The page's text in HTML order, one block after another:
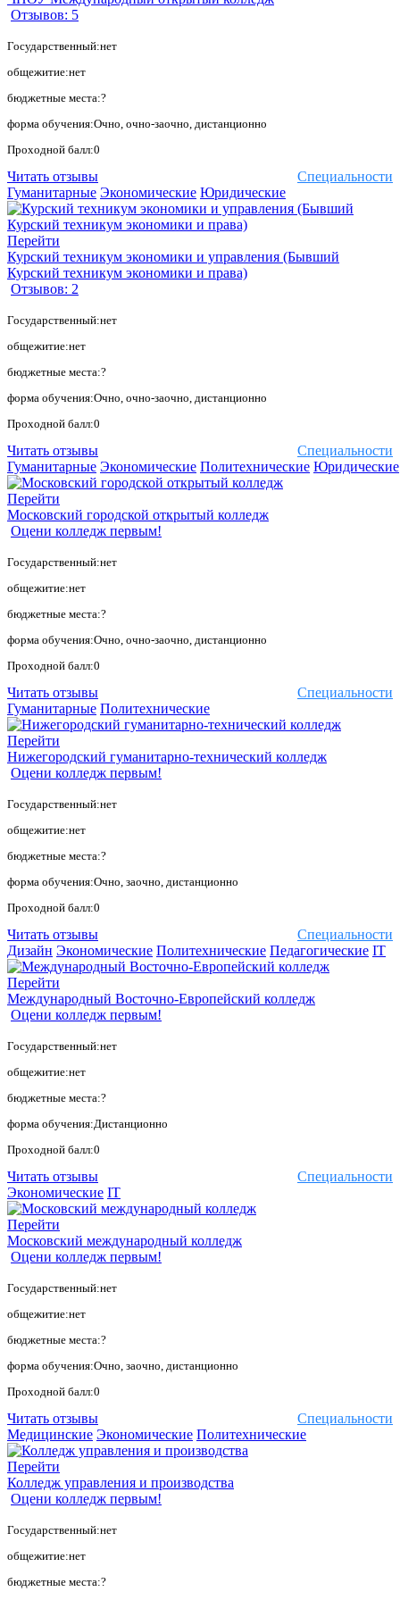
Отзывов: 5
Государственный:нет
общежитие:нет
бюджетные места:?
форма обучения:Очно, очно-заочно, дистанционно
Проходной балл:0
Специальности
Читать отзывы
Гуманитарные Экономические Юридические
Перейти
Курский техникум экономики и управления (Бывший
Курский техникум экономики и права)
Отзывов: 2
Государственный:нет
общежитие:нет
бюджетные места:?
форма обучения:Очно, очно-заочно, дистанционно
Проходной балл:0
Специальности
Читать отзывы
Гуманитарные Экономические Политехнические Юридические
Перейти
Московский городской открытый колледж
Оцени колледж первым!
Государственный:нет
общежитие:нет
бюджетные места:?
форма обучения:Очно, очно-заочно, дистанционно
Проходной балл:0
Специальности
Читать отзывы
Гуманитарные Политехнические
Перейти
Нижегородский гуманитарно-технический колледж
Оцени колледж первым!
Государственный:нет
общежитие:нет
бюджетные места:?
форма обучения:Очно, заочно, дистанционно
Проходной балл:0
Специальности
Читать отзывы
Дизайн Экономические Политехнические Педагогические IT
Перейти
Международный Восточно-Европейский колледж
Оцени колледж первым!
Государственный:нет
общежитие:нет
бюджетные места:?
форма обучения:Дистанционно
Проходной балл:0
Специальности
Читать отзывы
Экономические IT
Перейти
Московский международный колледж
Оцени колледж первым!
Государственный:нет
общежитие:нет
бюджетные места:?
форма обучения:Очно, заочно, дистанционно
Проходной балл:0
Специальности
Читать отзывы
Медицинские Экономические Политехнические
Перейти
Колледж управления и производства
Оцени колледж первым!
Государственный:нет
общежитие:нет
бюджетные места:?